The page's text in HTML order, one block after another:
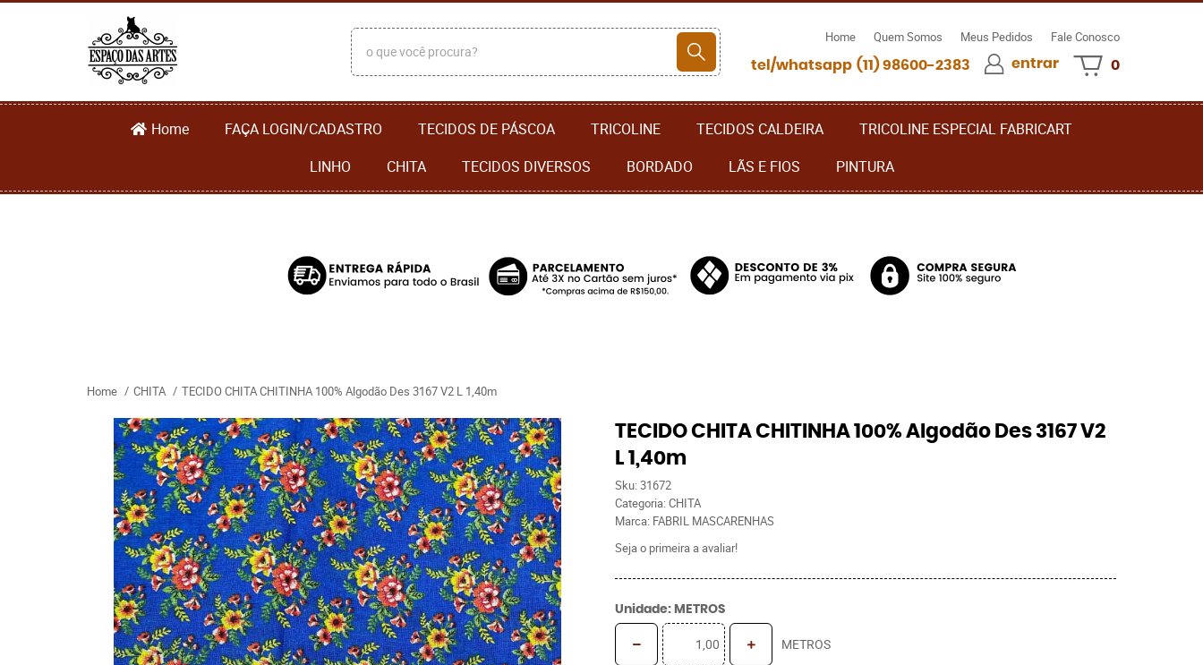
Home Quem Somos Meus Pedidos Fale Conosco
(11)98600-2383 entrar 0
Home FAÇA LOGIN/CADASTRO TECIDOS DE PÁSCOA TRICOLINE TECIDOS CALDEIRA
TRICOLINE ESPECIAL FABRICART
LINHO
CHITA TECIDOS DIVERSOS BORDADO LÃS E FIOS PINTURA
Home CHITA TECIDO CHITA CHITINHA 100% Algodão Des 3167 V2 L 1,40m
TECIDO CHITA CHITINHA 100% Algodão Des 3167 V2
L 1,40m
Sku:31672
Categoria:CHITA
Marca: FABRIL MASCARENHAS
Seja o primeira a avaliar!
Unidade: METROS
METROS